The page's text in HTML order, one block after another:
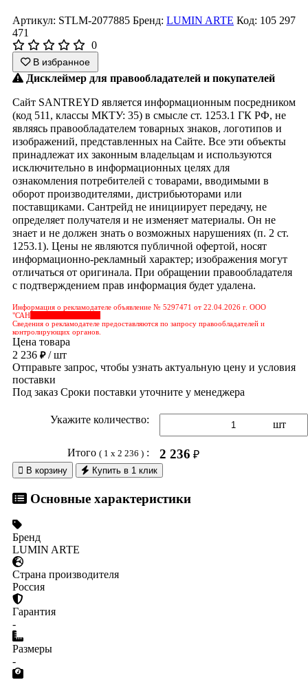
Артикул: STLM-2077885 Бренд: LUMIN ARTE Код: 105 297
471
0
В избранное
Дисклеймер для правообладателей и покупателей
Сайт SANTREYD является информационным посредником
(код 511, классы МКТУ: 35) в смысле ст. 1253.1 ГК РФ, не
являясь правообладателем товарных знаков, логотипов и
изображений, представленных на Сайте. Все эти объекты
принадлежат их законным владельцам и используются
исключительно в информационных целях для
ознакомления потребителей с товарами, вводимыми в
оборот производителями, дистрибьюторами или
поставщиками. Сантрейд не инициирует передачу, не
определяет получателя и не изменяет материалы. Он не
знает и не должен знать о возможных нарушениях (п. 2 ст.
1253.1). Цены не являются публичной офертой, носят
информационно-рекламный характер; изображения могут
отличаться от оригинала. При обращении правообладателя
с подтверждением прав информация будет удалена.
Информация о рекламодателе объявление № 5297471 от 22.04.2026 г. ООО
"САН
Сведения о рекламодателе предоставляются по запросу правообладателей и
контролирующих органов.
Цена товара
2 236 ₽/ шт
Отправьте запрос, чтобы узнать актуальную цену и условия
поставки
Под заказ Сроки поставки уточните у менеджера
Укажите количество: шт
Итого ( 1 x 2 236 ): 2 236 ₽
 В корзину Купить в 1 клик
Основные характеристики
Бренд
LUMIN ARTE
Страна производителя
Россия
Гарантия
-
Размеры
-